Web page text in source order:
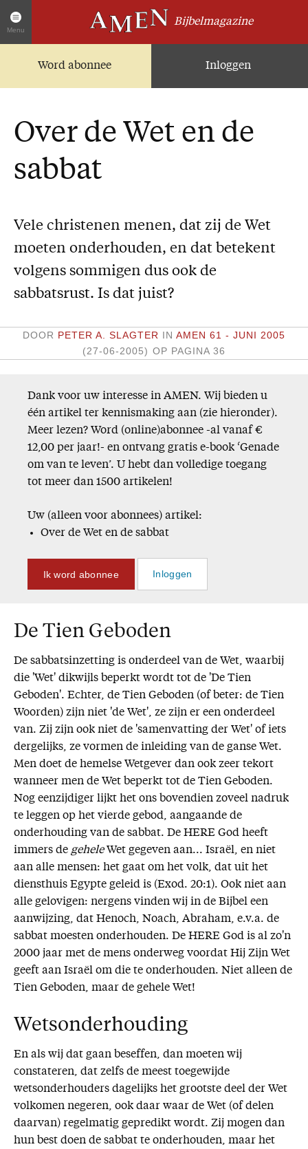
Menu
Bijbelmagazine
Word abonnee Inloggen
Artikelen
Zoek in alle artikelen
Twitter
Facebook
Over AMEN
Missie
Service
Nabestellen
Vragen en opmerkingen
En verder
Bijbelstudieagenda
Over de Wet en de
sabbat
Vele christenen menen, dat zij de Wet
moeten onderhouden, en dat betekent
volgens sommigen dus ook de
sabbatsrust. Is dat juist?
DOOR PETER A. SLAGTER INAMEN 61 - JUNI 2005
(27-06-2005) OP PAGINA 36
Dank voor uw interesse in AMEN. Wij bieden u
één artikel ter kennismaking aan (zie hieronder).
Meer lezen? Word (online)abonnee -al vanaf €
12,00 per jaar!- en ontvang gratis e-book ‘Genade
om van te leven’. U hebt dan volledige toegang
tot meer dan 1500 artikelen!
Uw (alleen voor abonnees) artikel:
Over de Wet en de sabbat
Ik word abonnee Inloggen
De Tien Geboden
De sabbatsinzetting is onderdeel van de Wet, waarbij
die 'Wet' dikwijls beperkt wordt tot de 'De Tien
Geboden'. Echter, de Tien Geboden (of beter: de Tien
Woorden) zijn niet 'de Wet', ze zijn er een onderdeel
van. Zij zijn ook niet de 'samenvatting der Wet' of iets
dergelijks, ze vormen de inleiding van de ganse Wet.
Men doet de hemelse Wetgever dan ook zeer tekort
wanneer men de Wet beperkt tot de Tien Geboden.
Nog eenzijdiger lijkt het ons bovendien zoveel nadruk
te leggen op het vierde gebod, aangaande de
onderhouding van de sabbat. De HERE God heeft
immers de geheleWet gegeven aan... Israël, en niet
aan alle mensen: het gaat om het volk, dat uit het
diensthuis Egypte geleid is (Exod. 20:1). Ook niet aan
alle gelovigen: nergens vinden wij in de Bijbel een
aanwijzing, dat Henoch, Noach, Abraham, e.v.a. de
sabbat moesten onderhouden. De HERE God is al zo'n
2000 jaar met de mens onderweg voordat Hij Zijn Wet
geeft aan Israël om die te onderhouden. Niet alleen de
Tien Geboden, maar de gehele Wet!
Wetsonderhouding
En als wij dat gaan beseffen, dan moeten wij
constateren, dat zelfs de meest toegewijde
wetsonderhouders dagelijks het grootste deel der Wet
volkomen negeren, ook daar waar de Wet (of delen
daarvan) regelmatig gepredikt wordt. Zij mogen dan
hun best doen de sabbat te onderhouden, maar het